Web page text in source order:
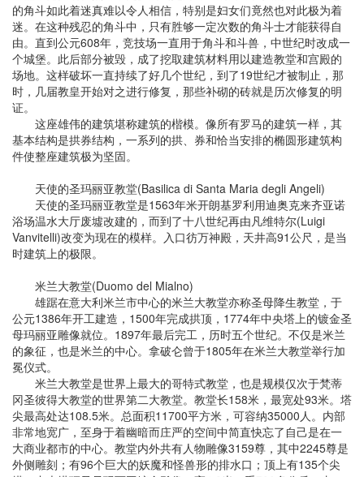
的角斗如此着迷真难以令人相信，特别是妇女们竟然也对此极为着
迷。在这种残忍的角斗中，只有胜够一定次数的角斗士才能获得自
由。直到公元608年，竞技场一直用于角斗和斗兽，中世纪时改成一
个城堡。此后部分被毁，成了挖取建筑材料用以建造教堂和宫殿的
场地。这样破坏一直持续了好几个世纪，到了19世纪才被制止，那
时，几届教皇开始对之进行修复，那些补砌的砖就是历次修复的明
证。
这座雄伟的建筑堪称建筑的楷模。像所有罗马的建筑一样，其
基本结构是拱券结构，一系列的拱、券和恰当安排的椭圆形建筑构
件使整座建筑极为坚固。
天使的圣玛丽亚教堂(Basilica di Santa Maria degli Angeli)
天使的圣玛丽亚教堂是1563年米开朗基罗利用迪奥克来齐亚诺
浴场温水大厅废墟改建的，而到了十八世纪再由凡维特尔(Luigi
Vanvitelli)改变为现在的模样。入口彷万神殿，天井高91公尺，是当
时建筑上的极限。
米兰大教堂(Duomo del Mialno)
雄踞在意大利米兰市中心的米兰大教堂亦称圣母降生教堂，于
公元1386年开工建造，1500年完成拱顶，1774年中央塔上的镀金圣
母玛丽亚雕像就位。1897年最后完工，历时五个世纪。不仅是米兰
的象征，也是米兰的中心。拿破仑曾于1805年在米兰大教堂举行加
冕仪式。
米兰大教堂是世界上最大的哥特式教堂，也是规模仅次于梵蒂
冈圣彼得大教堂的世界第二大教堂。教堂长158米，最宽处93米。塔
尖最高处达108.5米。总面积11700平方米，可容纳35000人。内部
非常地宽广，至身于着幽暗而庄严的空间中简直快忘了自己是在一
大商业都市的中心。教堂内外共有人物雕像3159尊，其中2245尊是
外侧雕刻；有96个巨大的妖魔和怪兽形的排水口；顶上有135个尖